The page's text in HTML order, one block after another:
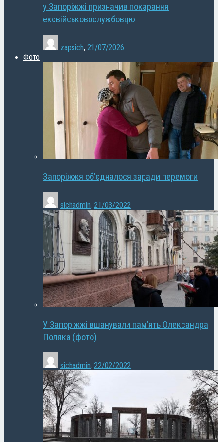
у Запоріжжі призначив покарання
ексвійськовослужбовцю
zapsich, 21/07/2026
Фото
Запоріжжя об’єдналося заради перемоги
sichadmin, 21/03/2022
У Запоріжжі вшанували пам’ять Олександра
Поляка (фото)
sichadmin, 22/02/2022